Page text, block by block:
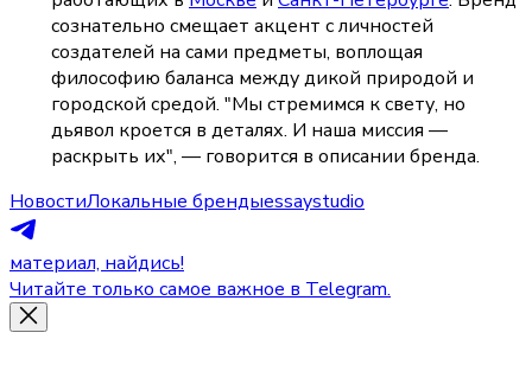
сознательно смещает акцент с личностей
создателей на сами предметы, воплощая
философию баланса между дикой природой и
городской средой. "Мы стремимся к свету, но
дьявол кроется в деталях. И наша миссия —
раскрыть их", — говорится в описании бренда.
НовостиЛокальные брендыessaystudio
материал, найдись!
Читайте только самое важное в Telegram.